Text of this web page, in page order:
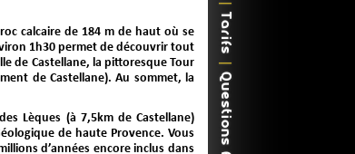
calcaire de 184 m de haut où se
1h30 permet de découvrir tout
de Castellane, la pittoresque Tour
de Castellane). Au sommet, la
Lèques (à 7,5km de Castellane)
de haute Provence. Vous
d’années encore inclus dans
Tarifs